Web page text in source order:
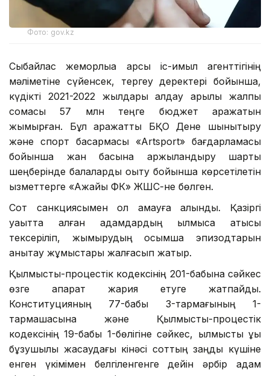
Фото: gov.kz
Сыбайлас жемқорлыққа қарсы іс-қимыл агенттігінің
мәліметіне сүйенсек, тергеу деректері бойынша,
күдікті 2021-2022 жылдары алдау арқылы жалпы
сомасы 57 млн теңге бюджет қаражатын
жымқырған. Бұл қаражатты БҚО Дене шынықтыру
және спорт басқармасы «Artsport» бағдарламасы
бойынша жан басына қаржыландыру шарты
шеңберінде балаларды оқыту бойынша көрсетілетін
қызметтерге «Ақжайық ФК» ЖШС-не бөлген.
Сот санкциясымен ол қамауға алынды. Қазіргі
уақытта қалған адамдардың қылмысқа қатысы
тексеріліп, жымқырудың қосымша эпизодтарын
анықтау жұмыстары жалғасып жатыр.
Қылмыстық-процестік кодексінің 201-бабына сәйкес
өзге ақпарат жария етуге жатпайды.
Конституцияның 77-бабы 3-тармағының 1-
тармақшасына және Қылмыстық-процестік
кодексінің 19-бабы 1-бөлігіне сәйкес, қылмыстық құқық
бұзушылық жасаудағы кінәсі соттың заңды күшіне
енген үкімімен белгіленгенге дейін әрбір адам